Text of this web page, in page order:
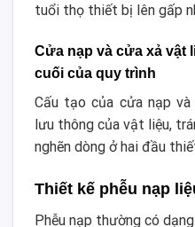
tuổi thọ thiết bị lên gấp
Cửa nạp và cửa xả vật
cuối của quy trình
Cấu tạo của cửa nạp
lưu thông của vật liệu,
nghẽn dòng ở hai đầu
Thiết kế phễu nạp
Phễu nạp thường có